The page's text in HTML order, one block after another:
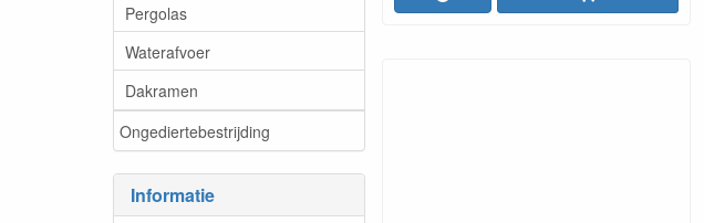
Pergolas
Waterafvoer
Dakramen
Ongediertebestrijding
Informatie